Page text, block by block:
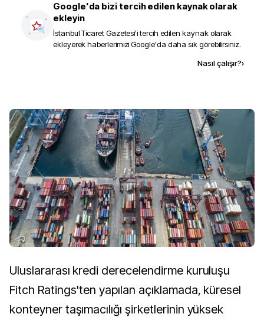
Google'da bizi tercih edilen kaynak olarak
ekleyin
İstanbul Ticaret Gazetesi'i tercih edilen kaynak olarak
ekleyerek haberlerimizi Google'da daha sık görebilirsiniz.
Nasıl çalışır?›
Uluslararası kredi derecelendirme kuruluşu
Fitch Ratings'ten yapılan açıklamada, küresel
konteyner taşımacılığı şirketlerinin yüksek